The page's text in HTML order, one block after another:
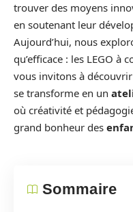
trouver des moyens
en soutenant leur
Aujourd’hui, nous
qu’efficace : les LEGO à
vous invitons à
se transforme en un
où créativité et
grand bonheur des
Sommaire